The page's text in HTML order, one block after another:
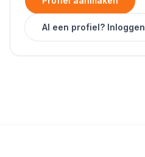
Al een profiel? Inloggen